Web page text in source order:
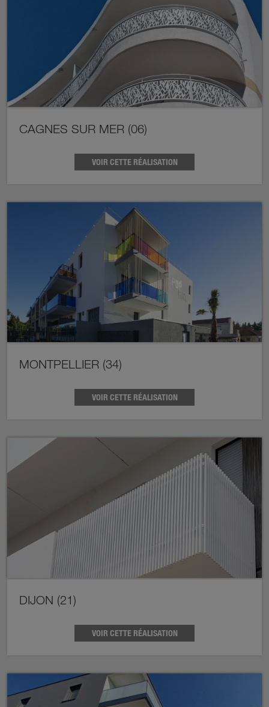
CAGNES SUR MER (06)
VOIR CETTE RÉALISATION
MONTPELLIER (34)
VOIR CETTE RÉALISATION
DIJON (21)
VOIR CETTE RÉALISATION